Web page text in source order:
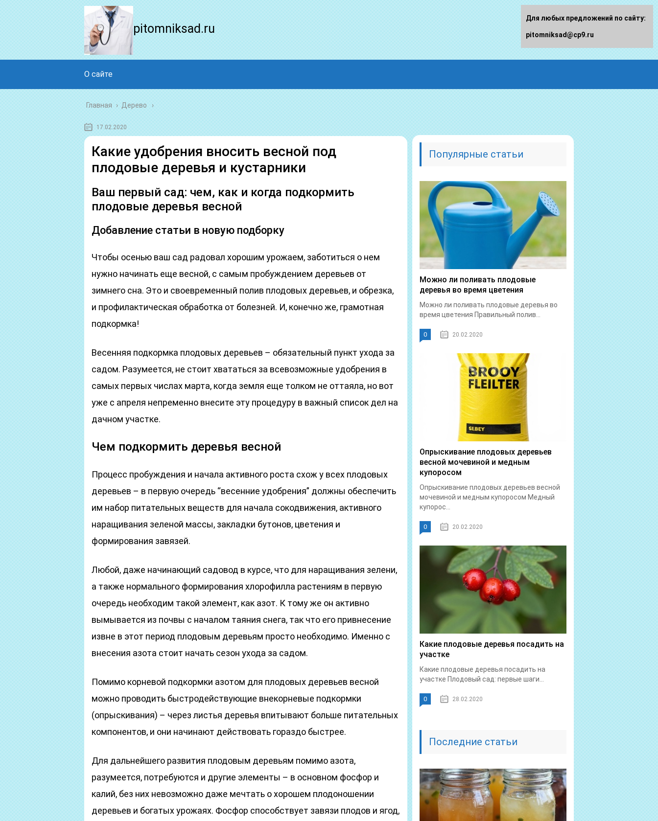
pitomniksad.ru
О сайте
Главная › Дерево
17.02.2020
Какие удобрения вносить весной под
плодовые деревья и кустарники
Ваш первый сад: чем, как и когда подкормить
плодовые деревья весной
Добавление статьи в новую подборку
Чтобы осенью ваш сад радовал хорошим урожаем, заботиться о нем
нужно начинать еще весной, с самым пробуждением деревьев от
зимнего сна. Это и своевременный полив плодовых деревьев, и обрезка,
и профилактическая обработка от болезней. И, конечно же, грамотная
подкормка!
Весенняя подкормка плодовых деревьев – обязательный пункт ухода за
садом. Разумеется, не стоит хвататься за всевозможные удобрения в
самых первых числах марта, когда земля еще толком не оттаяла, но вот
уже с апреля непременно внесите эту процедуру в важный список дел на
дачном участке.
Чем подкормить деревья весной
Процесс пробуждения и начала активного роста схож у всех плодовых
деревьев – в первую очередь “весенние удобрения” должны обеспечить
им набор питательных веществ для начала сокодвижения, активного
наращивания зеленой массы, закладки бутонов, цветения и
формирования завязей.
Любой, даже начинающий садовод в курсе, что для наращивания зелени,
а также нормального формирования хлорофилла растениям в первую
очередь необходим такой элемент, как азот. К тому же он активно
вымывается из почвы с началом таяния снега, так что его привнесение
извне в этот период плодовым деревьям просто необходимо. Именно с
внесения азота стоит начать сезон ухода за садом.
Помимо корневой подкормки азотом для плодовых деревьев весной
можно проводить быстродействующие внекорневые подкормки
(опрыскивания) – через листья деревья впитывают больше питательных
компонентов, и они начинают действовать гораздо быстрее.
Для дальнейшего развития плодовым деревьям помимо азота,
разумеется, потребуются и другие элементы – в основном фосфор и
калий, без них невозможно даже мечтать о хорошем плодоношении
деревьев и богатых урожаях. Фосфор способствует завязи плодов и ягод,
Популярные статьи
Можно ли поливать плодовые
деревья во время цветения
Можно ли поливать плодовые деревья во
время цветения Правильный полив...
0 20.02.2020
Опрыскивание плодовых деревьев
весной мочевиной и медным
купоросом
Опрыскивание плодовых деревьев весной
мочевиной и медным купоросом Медный
купорос...
0 20.02.2020
Какие плодовые деревья посадить на
участке
Какие плодовые деревья посадить на
участке Плодовый сад: первые шаги...
0 28.02.2020
Последние статьи
Для любых предложений по сайту:
pitomniksad@cp9.ru